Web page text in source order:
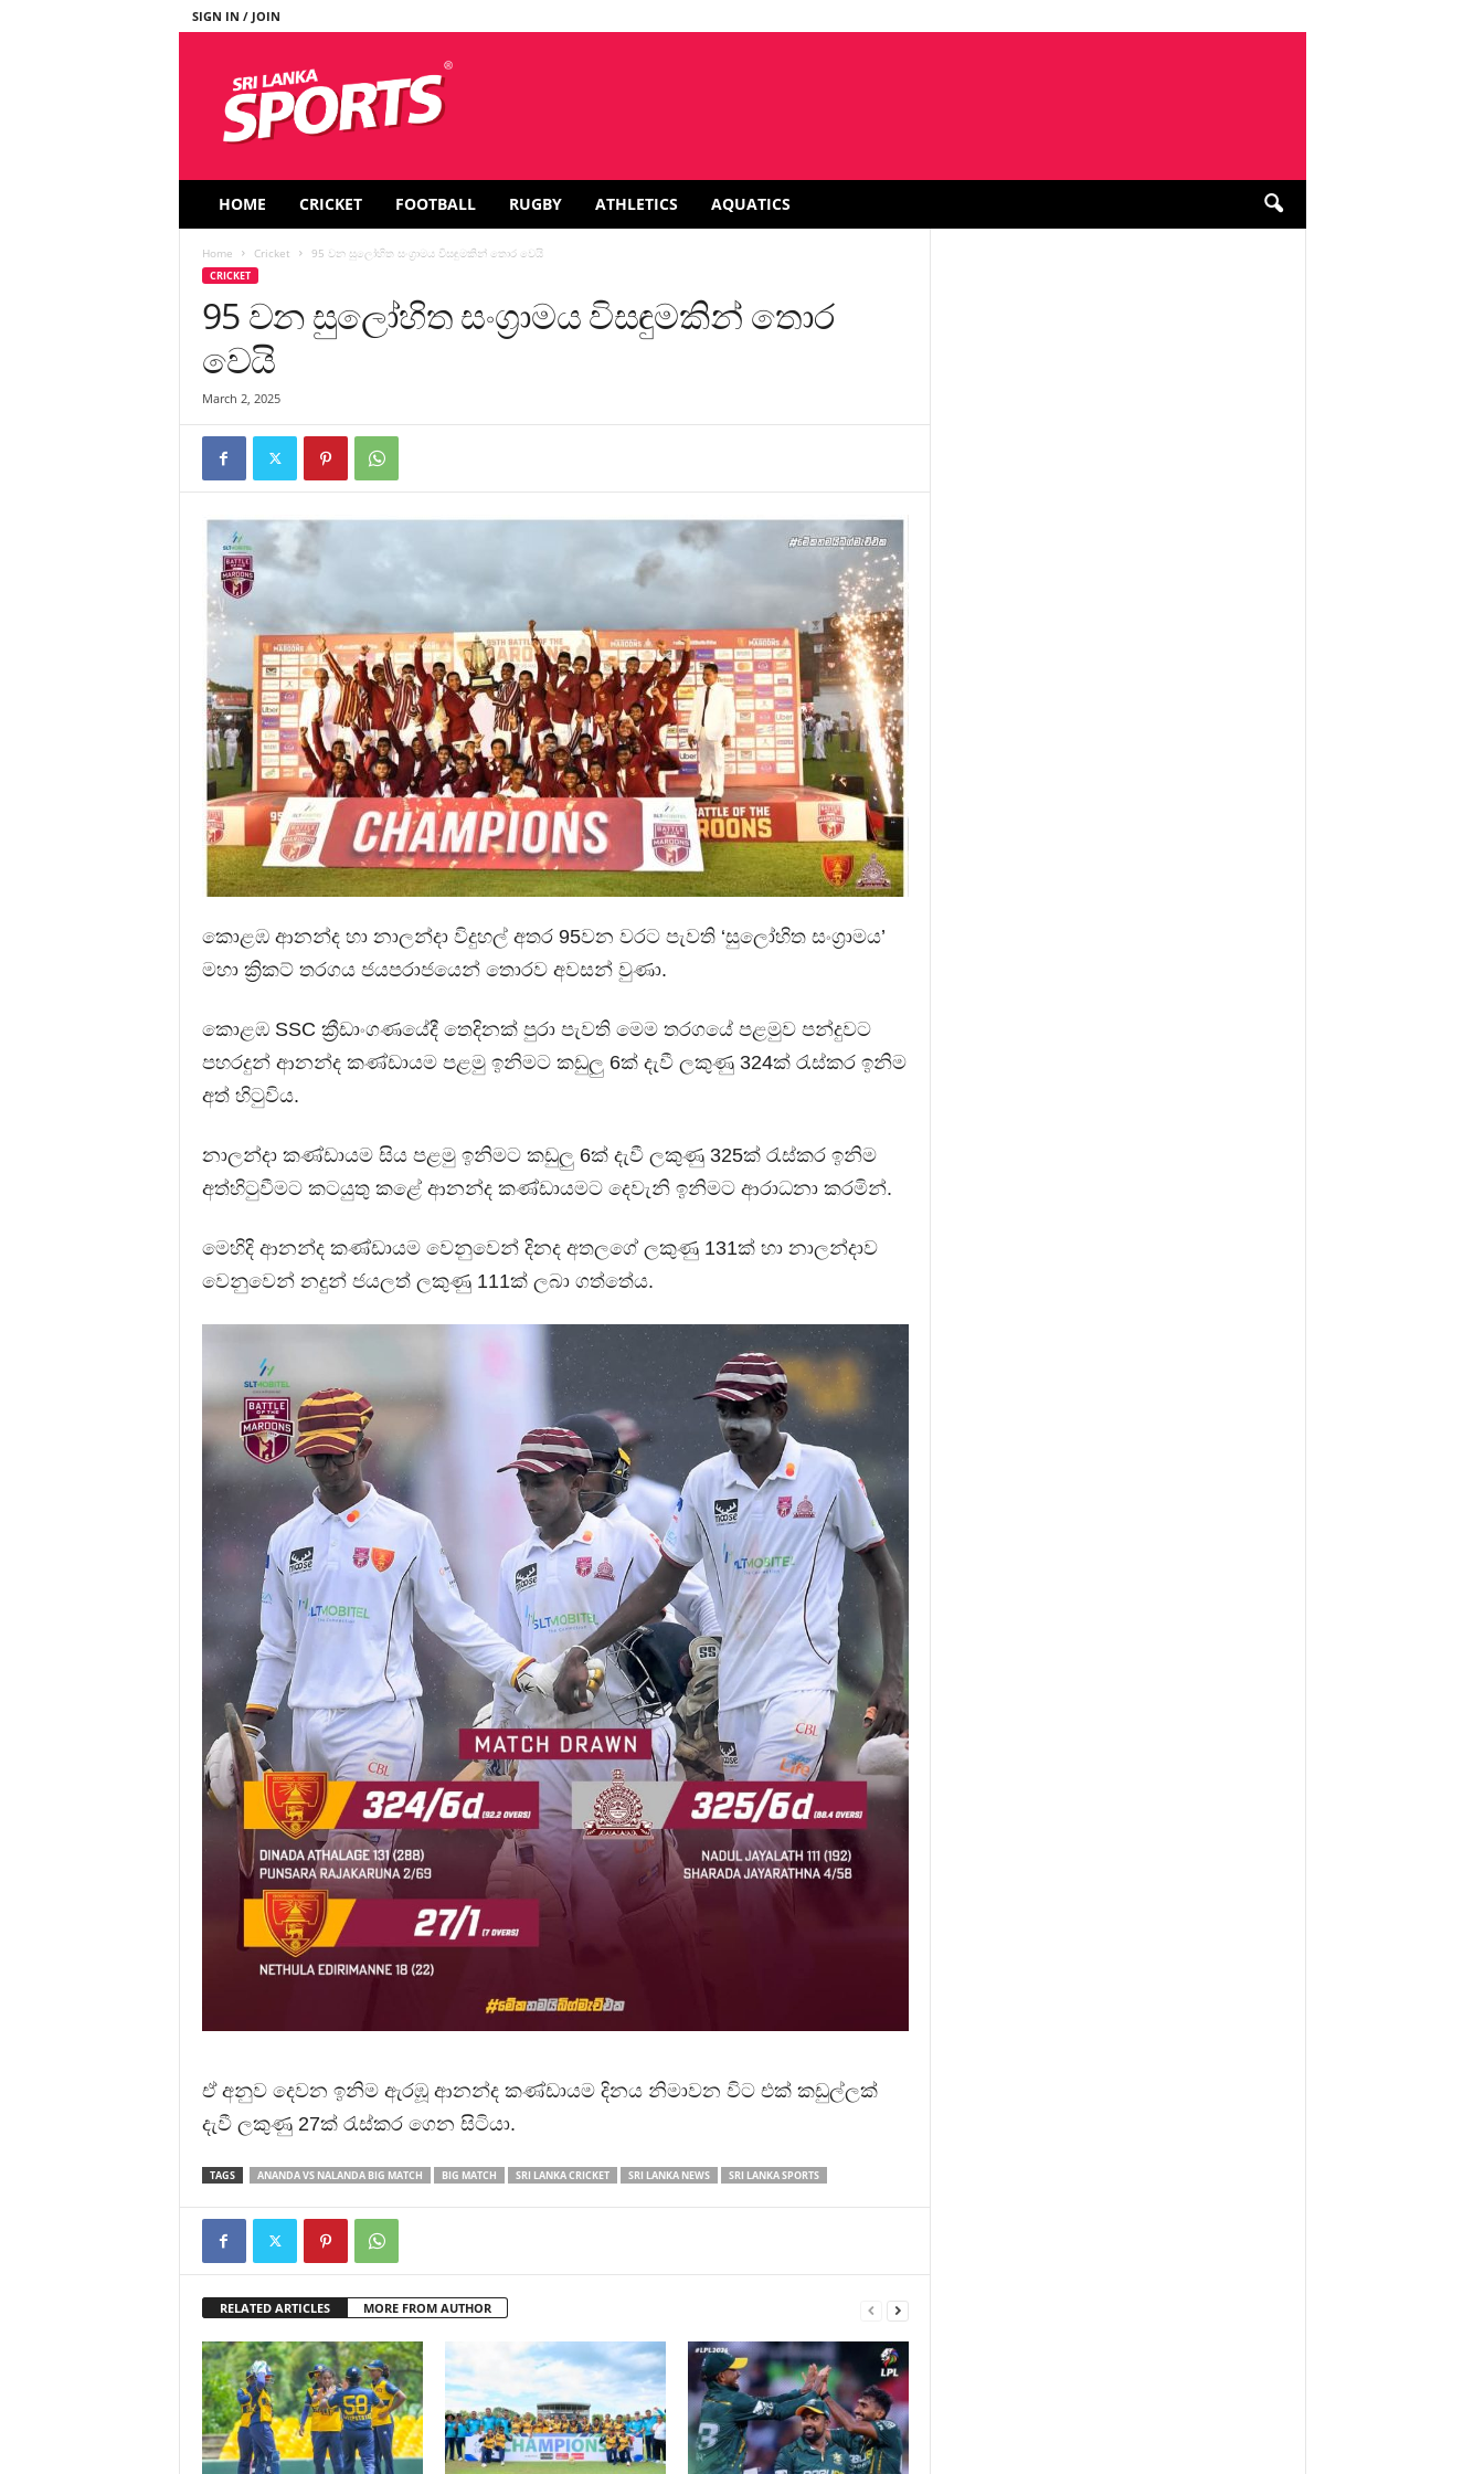
SIGN IN / JOIN
HOME CRICKET FOOTBALL RUGBY ATHLETICS AQUATICS
Home Cricket 95 වන සුලෝහිත සංග්‍රාමය විසඳුමකින් තොර වෙයි
CRICKET
95 වන සුලෝහිත සංග්‍රාමය විසඳුමකින් තොර
වෙයි
March 2, 2025
කොළඹ ආනන්ද හා නාලන්දා විදුහල් අතර 95වන වරට පැවති ‘සුලෝහිත සංග්‍රාමය’
මහා ක්‍රිකට් තරගය ජයපරාජයෙන් තොරව අවසන් වුණා.
කොළඹ SSC ක්‍රීඩාංගණයේදී තෙදිනක් පුරා පැවති මෙම තරගයේ පළමුව පන්දුවට
පහරදුන් ආනන්ද කණ්ඩායම පළමු ඉනිමට කඩුලු 6ක් දැවී ලකුණු 324ක් රැස්කර ඉනිම
අත් හිටුවිය.
නාලන්දා කණ්ඩායම සිය පළමු ඉනිමට කඩුලු 6ක් දැවී ලකුණු 325ක් රැස්කර ඉනිම
අත්හිටුවීමට කටයුතු කළේ ආනන්ද කණ්ඩායමට දෙවැනි ඉනිමට ආරාධනා කරමින්.
මෙහිදි ආනන්ද කණ්ඩායම වෙනුවෙන් දිනද අතලගේ ලකුණු 131ක් හා නාලන්දාව
වෙනුවෙන් නදුන් ජයලත් ලකුණු 111ක් ලබා ගත්තේය.
ඒ අනුව දෙවන ඉනිම ඇරඹූ ආනන්ද කණ්ඩායම දිනය නිමාවන විට එක් කඩුල්ලක්
දැවී ලකුණු 27ක් රැස්කර ගෙන සිටියා.
TAGS ANANDA VS NALANDA BIG MATCH BIG MATCH SRI LANKA CRICKET SRI LANKA NEWS SRI LANKA SPORTS
RELATED ARTICLES MORE FROM AUTHOR